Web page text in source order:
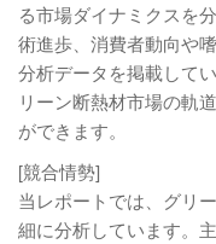
る市場ダイナミクスを
術進歩、消費者動向や
分析データを掲載して
リーン断熱材市場の軌
ができます。
[競合情勢]
当レポートでは、グリ
細に分析しています。